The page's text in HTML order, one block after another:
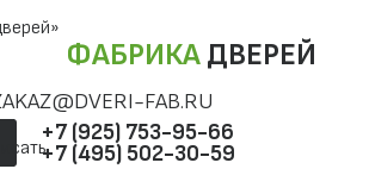
ФАБРИКАДВЕРЕЙ
FAB.RU
+7 (925) 753-95-66
+7 (495) 502-30-59